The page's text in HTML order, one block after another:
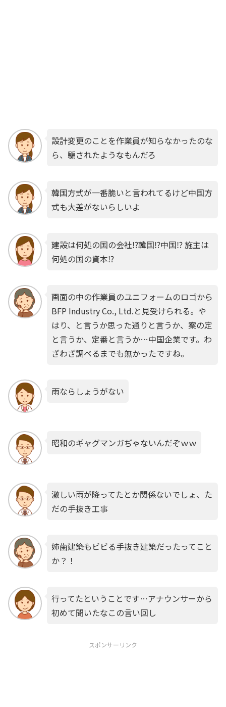
設計変更のことを作業員が知らなかったのな
ら、騙されたようなもんだろ
韓国方式が一番脆いと言われてるけど中国方
式も大差がないらしいよ
建設は何処の国の会社⁉韓国⁉中国⁉ 施主は
何処の国の資本⁉
画面の中の作業員のユニフォームのロゴから
BFP Industry Co., Ltd.と見受けられる。や
はり、と言うか思った通りと言うか、案の定
と言うか、定番と言うか…中国企業です。わ
ざわざ調べるまでも無かったですね。
雨ならしょうがない
昭和のギャグマンガぢゃないんだぞｗｗ
激しい雨が降ってたとか関係ないでしょ、た
だの手抜き工事
姉歯建築もビビる手抜き建築だったってこと
か？！
行ってたということです…アナウンサーから
初めて聞いたなこの言い回し
スポンサーリンク